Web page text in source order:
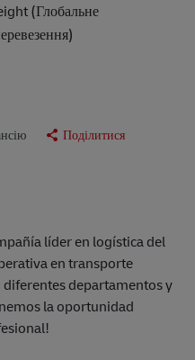
(Глобальне
Поділитися
líder en logística del
en transporte
diferentes departamentos y
la oportunidad